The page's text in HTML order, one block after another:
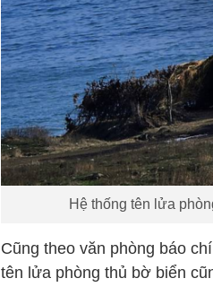
Hệ thống tên lửa
Cũng theo văn phòng báo
tên lửa phòng thủ bờ biển